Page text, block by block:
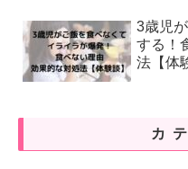
3歳児
する！
法【体
カ